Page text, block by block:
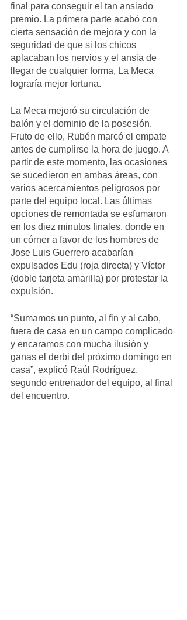
final para conseguir el tan ansiado
premio. La primera parte acabó con
cierta sensación de mejora y con la
seguridad de que si los chicos
aplacaban los nervios y el ansia de
llegar de cualquier forma, La Meca
lograría mejor fortuna.
La Meca mejoró su circulación de
balón y el dominio de la posesión.
Fruto de ello, Rubén marcó el empate
antes de cumplirse la hora de juego. A
partir de este momento, las ocasiones
se sucedieron en ambas áreas, con
varios acercamientos peligrosos por
parte del equipo local. Las últimas
opciones de remontada se esfumaron
en los diez minutos finales, donde en
un córner a favor de los hombres de
Jose Luis Guerrero acabarían
expulsados Edu (roja directa) y Víctor
(doble tarjeta amarilla) por protestar la
expulsión.
“Sumamos un punto, al fin y al cabo,
fuera de casa en un campo complicado
y encaramos con mucha ilusión y
ganas el derbi del próximo domingo en
casa”, explicó Raúl Rodríguez,
segundo entrenador del equipo, al final
del encuentro.